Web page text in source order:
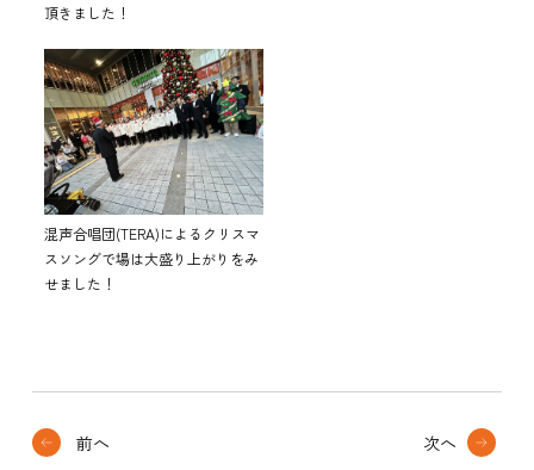
頂きました！
混声合唱団(TERA)によるクリスマ
スソングで場は大盛り上がりをみ
せました！
前へ 次へ